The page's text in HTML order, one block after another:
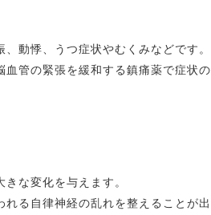
動悸、うつ症状やむくみなどです。
管の緊張を緩和する鎮痛薬で症状の
な変化を与えます。
る自律神経の乱れを整えることが出